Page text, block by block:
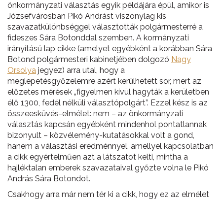
önkormányzati választás egyik példájára épül, amikor is
Józsefvárosban Pikó Andrást viszonylag kis
szavazatkülönbséggel választották polgármesterré a
fideszes Sára Botonddal szemben. A kormányzati
irányítású lap cikke (amelyet egyébként a korábban Sára
Botond polgármesteri kabinetjében dolgozó Nagy
Orsolya jegyez) arra utal, hogy a
meglepetésgyőzelemre azért kerülhetett sor, mert az
előzetes mérések „figyelmen kívül hagyták a kerületben
élő 1300, fedél nélküli választópolgárt”. Ezzel kész is az
összeesküvés-elmélet: nem – az önkormányzati
választás kapcsán egyébként mindenhol pontatlannak
bizonyult – közvélemény-kutatásokkal volt a gond,
hanem a választási eredménnyel, amellyel kapcsolatban
a cikk egyértelműen azt a látszatot kelti, mintha a
hajléktalan emberek szavazataival győzte volna le Pikó
András Sára Botondot.
Csakhogy arra már nem tér ki a cikk, hogy ez az elmélet